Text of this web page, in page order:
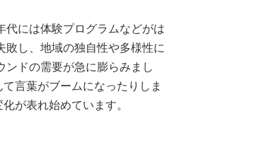
には体験プログラムなどがは
し、地域の独自性や多様性に
ドの需要が急に膨らみまし
言葉がブームになったりしま
が表れ始めています。